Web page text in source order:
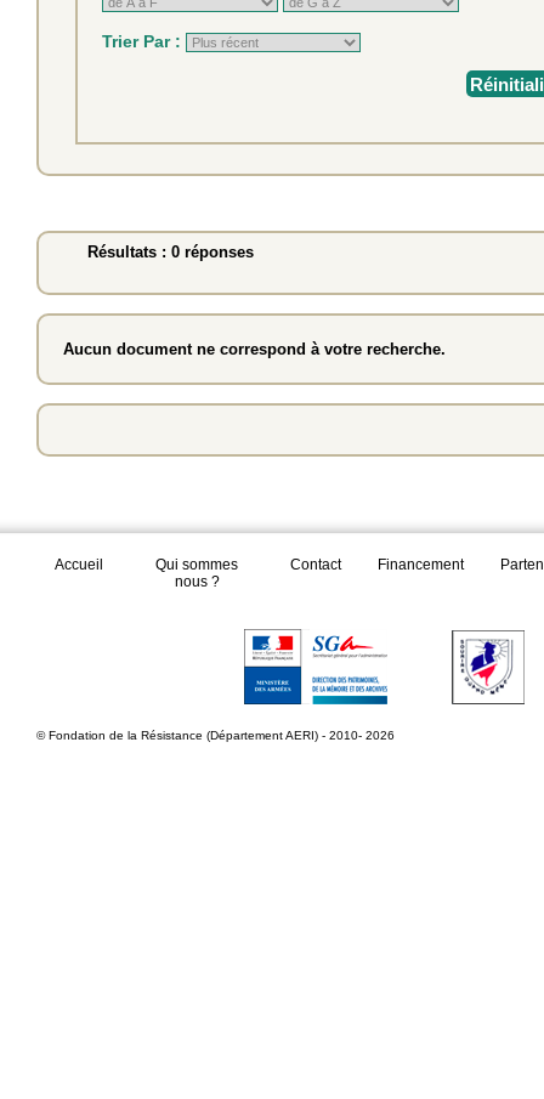
Trier Par :
Résultats : 0 réponses
Aucun document ne correspond à votre recherche.
Accueil
Qui sommes
nous ?
Contact Financement
© Fondation de la Résistance (Département AERI) - 2010- 2026